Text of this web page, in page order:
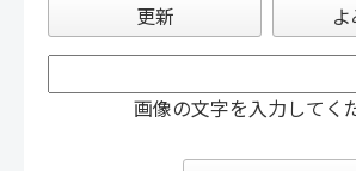
更新
画像の文字を入力してく